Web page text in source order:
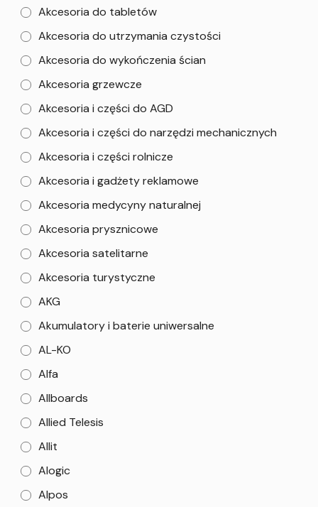
Akcesoria do tabletów
Akcesoria do utrzymania czystości
Akcesoria do wykończenia ścian
Akcesoria grzewcze
Akcesoria i części do AGD
Akcesoria i części do narzędzi mechanicznych
Akcesoria i części rolnicze
Akcesoria i gadżety reklamowe
Akcesoria medycyny naturalnej
Akcesoria prysznicowe
Akcesoria satelitarne
Akcesoria turystyczne
AKG
Akumulatory i baterie uniwersalne
AL-KO
Alfa
Allboards
Allied Telesis
Allit
Alogic
Alpos